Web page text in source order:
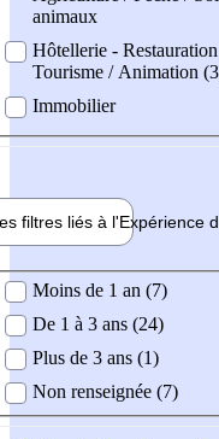
animaux
Hôtellerie -
Tourisme / Animation
Immobilier
filtres liés à l'Expérience
demandée
Moins de 1 an (7)
De 1 à 3 ans (24)
Plus de 3 ans (1)
Non renseignée (7)